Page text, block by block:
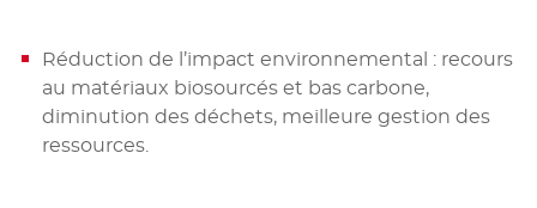
Réduction de l’impact environnemental : recours
au matériaux biosourcés et bas carbone,
diminution des déchets, meilleure gestion des
ressources.